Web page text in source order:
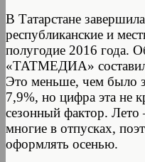
В Татарстане
республиканские и
полугодие 2016
«ТАТМЕДИА» составил
Это меньше, чем было
7,9%, но цифра эта не
сезонный фактор. Лето
многие в отпусках,
оформлять осенью.